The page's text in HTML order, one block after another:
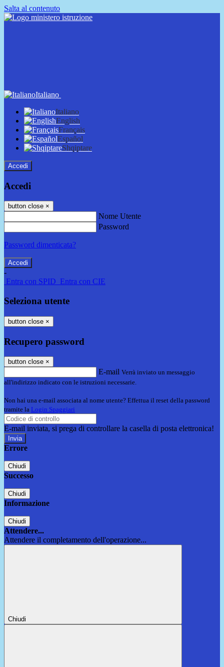
Salta al contenuto
Italiano
Italiano
English
Français
Español
Shqiptare
Accedi
Accedi
button close ×
Nome Utente
Password
Password dimenticata?
-
Entra con SPID Entra con CIE
Seleziona utente
button close ×
Recupero password
button close ×
E-mail Verrà inviato un messaggio
all'indirizzo indicato con le istruzioni necessarie.
Non hai una e-mail associata al nome utente? Effettua il reset della password
tramite la Login Spaggiari
E-mail inviata, si prega di controllare la casella di posta elettronica!
Errore
Chiudi
Successo
Chiudi
Informazione
Chiudi
Attendere...
Attendere il completamento dell'operazione...
Chiudi